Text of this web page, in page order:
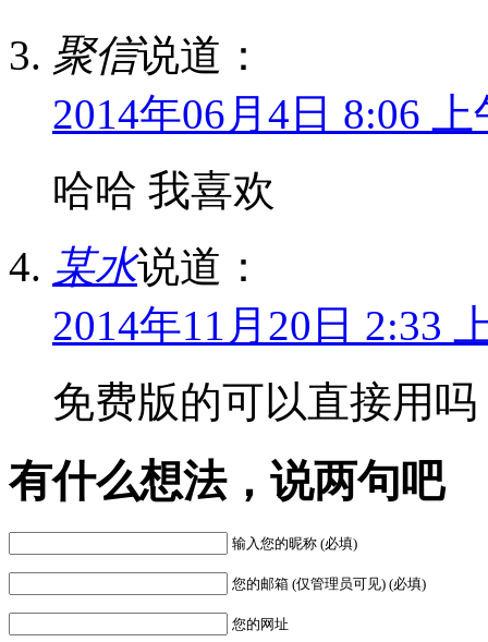
聚信说道：
2014年06月4日 8:06 上
哈哈 我喜欢
某水说道：
2014年11月20日 2:33
免费版的可以直接用
有什么想法，说两句吧
输入您的昵称 (必填)
您的邮箱 (仅管理员可见) (必填)
您的网址